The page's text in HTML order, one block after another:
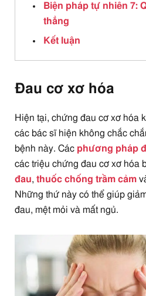
Biện pháp tự nhiên 7:
thẳng
Kết luận
Đau cơ xơ hóa
Hiện tại, chứng đau cơ xơ hóa
các bác sĩ hiện không chắc
bệnh này. Các phương pháp
các triệu chứng đau cơ xơ hóa
đau, thuốc chống trầm cảm
Những thứ này có thể giúp
đau, mệt mỏi và mất ngủ.